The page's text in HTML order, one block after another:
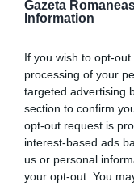
Gazeta
Information
If you wish to opt-
processing of your
targeted advertising
section to confirm
opt-out request is
interest-based ads
us or personal
your opt-out. You